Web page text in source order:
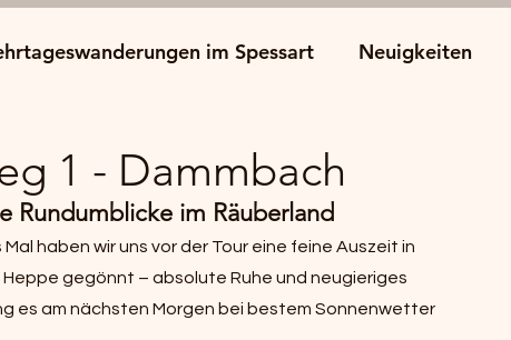
im Spessart Neuigkeiten
1 - Dammbach
Rundumblicke im Räuberland
haben wir uns vor der Tour eine feine Auszeit in
gegönnt – absolute Ruhe und neugieriges
es am nächsten Morgen bei bestem Sonnenwetter